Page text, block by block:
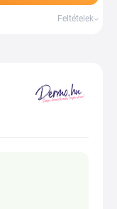
Feltételek